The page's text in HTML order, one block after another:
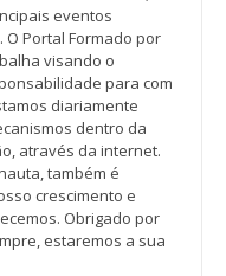
eventos
Portal Formado por
visando o
para com
diariamente
dentro da
através da internet.
também é
crescimento e
Obrigado por
estaremos a sua